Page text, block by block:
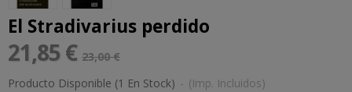
El Stradivarius perdido
21,85 € 23,00 €
Producto Disponible (1 En Stock) - (Imp. Incluidos)